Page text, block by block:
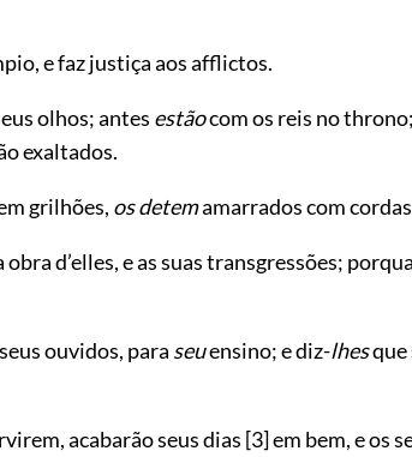
e faz justiça aos afflictos.
olhos; antes estãocom os reis no
exaltados.
grilhões, os detemamarrados com
obra d’elles, e as suas transgressões;
seus ouvidos, para seuensino; e diz-lhesque
acabarão seus dias [3]em bem, e os